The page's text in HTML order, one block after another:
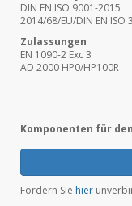
DIN EN ISO 9001-2015
2014/68/EU/DIN EN ISO
Zulassungen
EN 1090-2 Exc 3
AD 2000 HP0/HP100R
Komponenten für
Fordern Sie hier